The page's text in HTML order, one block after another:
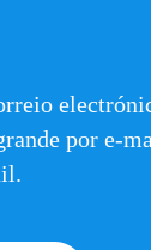
por e-